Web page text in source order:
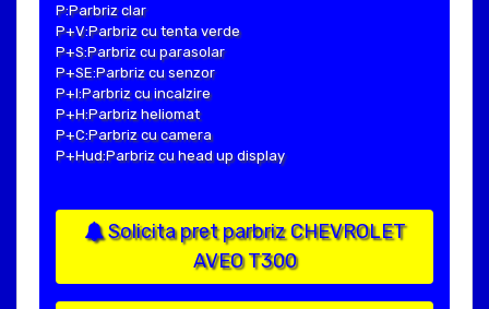
P:Parbriz clar
P+V:Parbriz cu tenta verde
P+S:Parbriz cu parasolar
P+SE:Parbriz cu senzor
P+I:Parbriz cu incalzire
P+H:Parbriz heliomat
P+C:Parbriz cu camera
P+Hud:Parbriz cu head up display
Solicita pret parbriz CHEVROLET
AVEO T300